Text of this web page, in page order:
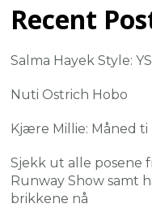
Recent
Salma Hayek Style:
Nuti Ostrich Hobo
Kjære Millie: Måned ti
Sjekk ut alle posene
Runway Show samt
brikkene nå